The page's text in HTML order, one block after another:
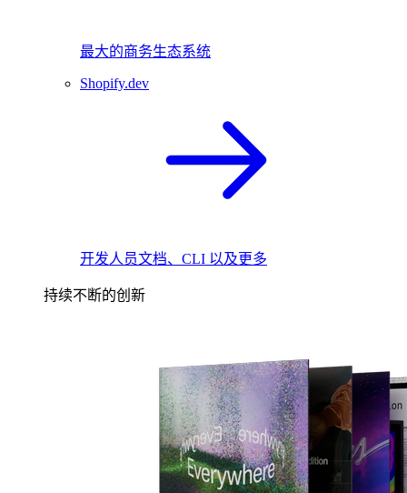
最大的商务生态系统
Shopify.dev
开发人员文档、CLI 以及更多
持续不断的创新